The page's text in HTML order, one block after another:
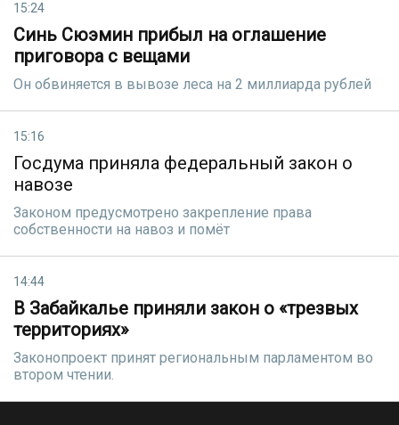
15:24
Синь Сюэмин прибыл на оглашение
приговора с вещами
Он обвиняется в вывозе леса на 2 миллиарда рублей
15:16
Госдума приняла федеральный закон о
навозе
Законом предусмотрено закрепление права
собственности на навоз и помёт
14:44
В Забайкалье приняли закон о «трезвых
территориях»
Законопроект принят региональным парламентом во
втором чтении.